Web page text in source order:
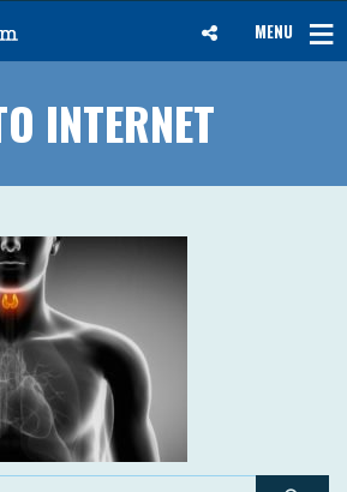
MENU
INTERNET